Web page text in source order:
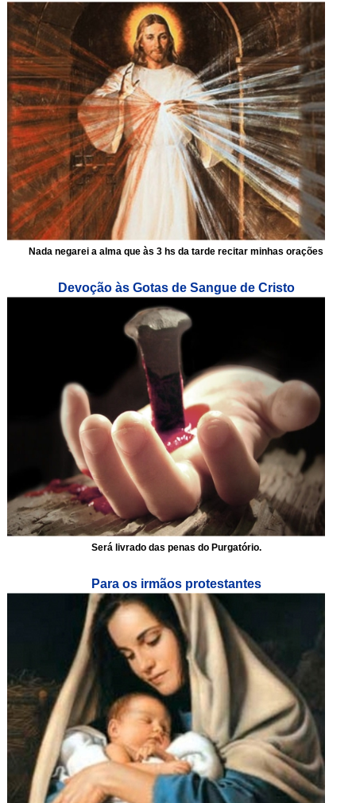
Nada negarei a alma que às 3 hs da tarde recitar minhas orações
Devoção às Gotas de Sangue de Cristo
Será livrado das penas do Purgatório.
Para os irmãos protestantes